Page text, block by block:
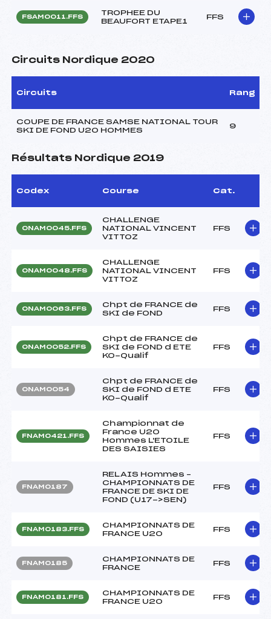
FSAM0011.FFS
TROPHEE DU
BEAUFORT ETAPE1
FFS
Circuits Nordique 2020
Circuits Rang
COUPE DE FRANCE SAMSE NATIONAL TOUR
SKI DE FOND U20 HOMMES
9
Résultats Nordique 2019
Codex Course Cat.
ONAM0045.FFS
CHALLENGE
NATIONAL VINCENT
VITTOZ
FFS
ONAM0048.FFS
CHALLENGE
NATIONAL VINCENT
VITTOZ
FFS
ONAM0063.FFS
Chpt de FRANCE de
SKI de FOND
FFS
ONAM0052.FFS
Chpt de FRANCE de
SKI de FOND d ETE
KO-Qualif
FFS
ONAM0054
Chpt de FRANCE de
SKI de FOND d ETE
KO-Qualif
FFS
FNAM0421.FFS
Championnat de
France U20
Hommes L'ETOILE
DES SAISIES
FFS
FNAM0187
RELAIS Hommes –
CHAMPIONNATS DE
FRANCE DE SKI DE
FOND (U17->SEN)
FFS
FNAM0183.FFS
CHAMPIONNATS DE
FRANCE U20
FFS
FNAM0185
CHAMPIONNATS DE
FRANCE
FFS
FNAM0181.FFS
CHAMPIONNATS DE
FRANCE U20
FFS